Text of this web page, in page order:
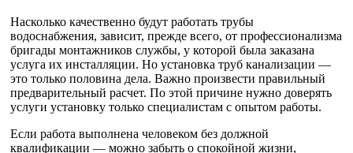
Насколько качественно будут работать трубы
водоснабжения, зависит, прежде всего, от профессионализма
бригады монтажников службы, у которой была заказана
услуга их инсталляции. Но установка труб канализации —
это только половина дела. Важно произвести правильный
предварительный расчет. По этой причине нужно доверять
услуги установку только специалистам с опытом работы.
Если работа выполнена человеком без должной
квалификации — можно забыть о спокойной жизни,